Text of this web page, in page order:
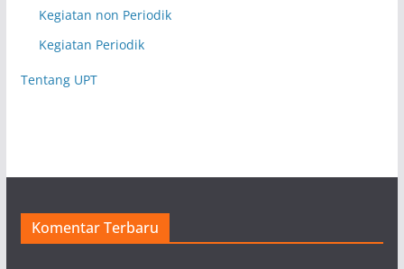
Kegiatan non Periodik
Kegiatan Periodik
Tentang UPT
Komentar Terbaru